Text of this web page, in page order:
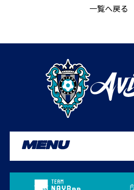
一覧へ戻る
MENU